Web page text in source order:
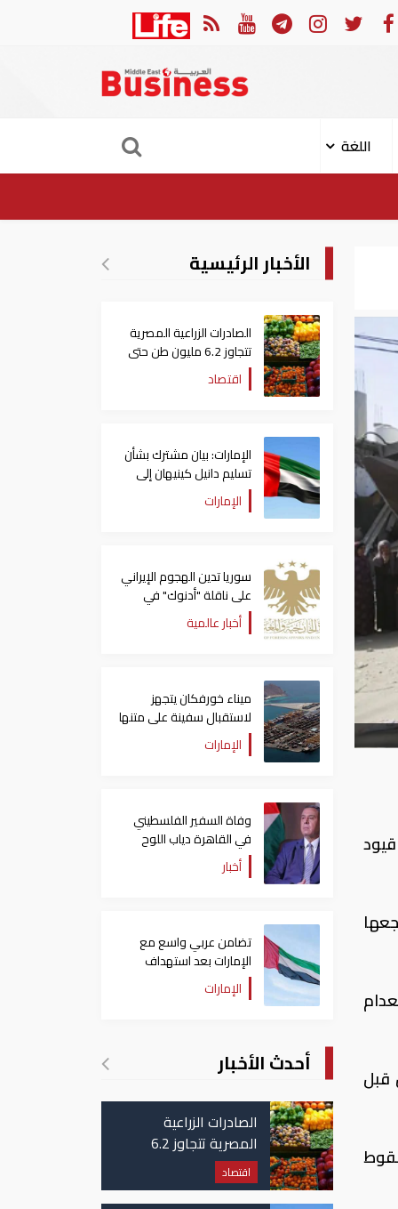
الإيراني على ناقلة "أدنوك" في مضيق هرمز
اللغة
انعدام
قبل
الأخبار الرئيسية
الصادرات الزراعية المصرية
تتجاوز 6.2 مليون طن حتى
الآناقتصاد
الإمارات: بيان مشترك بشأن
تسليم دانيل كينيهان إلى
السلطات الإيرلندية
الإمارات
سوريا تدين الهجوم الإيراني
على ناقلة "أدنوك" في
مضيق هرمز ‏
أخبار عالمية
ميناء خورفكان يتجهز
لاستقبال سفينة على متنها
6068 سيارة صينيةالإمارات
وفاة السفير الفلسطيني
في القاهرة دياب اللوح
أخبار
تضامن عربي واسع مع
الإمارات بعد استهداف
ناقلة في مضيق هرمز
الإمارات
أحدث الأخبار
الصادرات الزراعية
المصرية تتجاوز 6.2
مليون طن حتى الآن
اقتصاد